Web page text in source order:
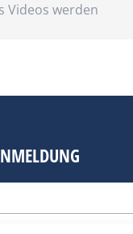
Videos werden